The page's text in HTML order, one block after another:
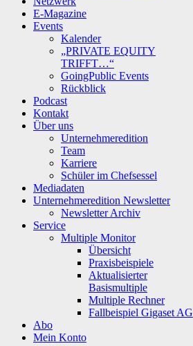
E-Magazine
Events
Kalender
„PRIVATE EQUITY
TRIFFT…“
GoingPublic Events
Rückblick
Podcast
Kontakt
Über uns
Unternehmeredition
Team
Karriere
Schüler im Chefsessel
Mediadaten
Unternehmeredition Newsletter
Newsletter Archiv
Service
Multiple Monitor
Übersicht
Praxisbeispiele
Aktualisierter
Basismultiple
Multiple Rechner
Fallbeispiel Gigaset AG
Abo
Mein Konto